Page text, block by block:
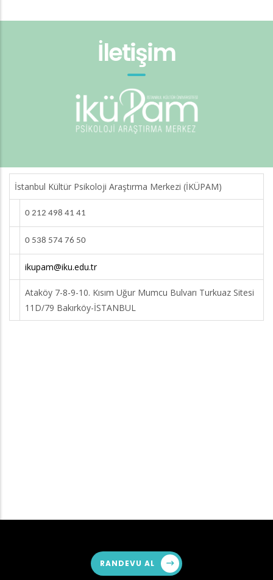
İletişim
İstanbul Kültür Psikoloji Araştırma Merkezi (İKÜPAM)
0 212 498 41 41
0 538 574 76 50
ikupam@iku.edu.tr
Ataköy 7-8-9-10. Kısım Uğur Mumcu Bulvarı Turkuaz Sitesi
11D/79 Bakırköy-İSTANBUL
RANDEVU AL